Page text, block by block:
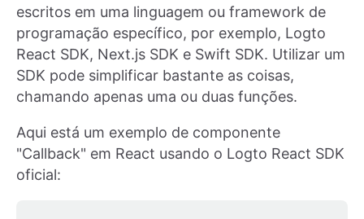
escritos em uma linguagem ou framework de
programação específico, por exemplo, Logto
React SDK, Next.js SDK e Swift SDK. Utilizar um
SDK pode simplificar bastante as coisas,
chamando apenas uma ou duas funções.
Aqui está um exemplo de componente
"Callback" em React usando o Logto React SDK
oficial: